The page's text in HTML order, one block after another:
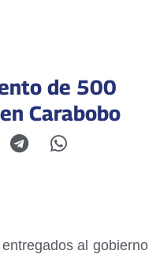
de 500
Carabobo
al gobierno